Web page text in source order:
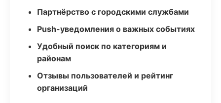
Партнёрство с городскими службами
Push-уведомления о важных событиях
Удобный поиск по категориям и
районам
Отзывы пользователей и рейтинг
организаций